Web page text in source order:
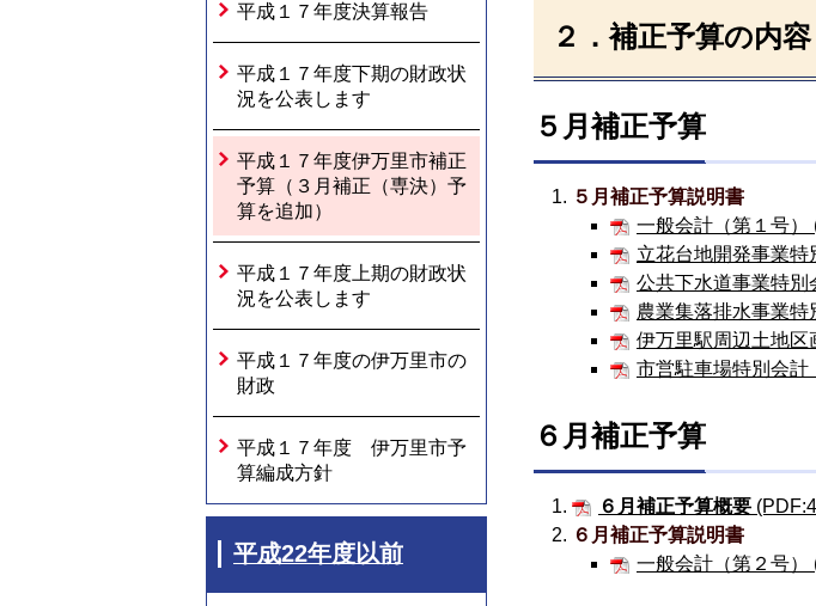
平成１７年度決算報告
平成１７年度下期の財政状
況を公表します
平成１７年度伊万里市補正
予算（３月補正（専決）予
算を追加）
平成１７年度上期の財政状
況を公表します
平成１７年度の伊万里市の
財政
平成１７年度 伊万里市予
算編成方針
平成22年度以前
２．補正予算の内容
５月補正予算
５月補正予算説明書
一般会計（第１号）
立花台地開発事業
公共下水道事業特
農業集落排水事業
伊万里駅周辺土地
市営駐車場特別会
６月補正予算
６月補正予算概要
６月補正予算説明書
一般会計（第２号）